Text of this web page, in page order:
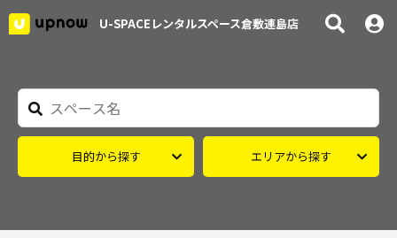
目的から探す エリアから探す
U-SPACEレンタルスペース倉敷連島店